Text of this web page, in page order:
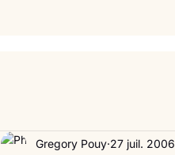
Gregory Pouy 27 juil. 2006